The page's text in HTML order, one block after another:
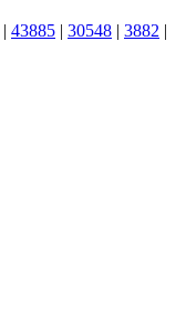
| 43885 | 30548 | 3882 |